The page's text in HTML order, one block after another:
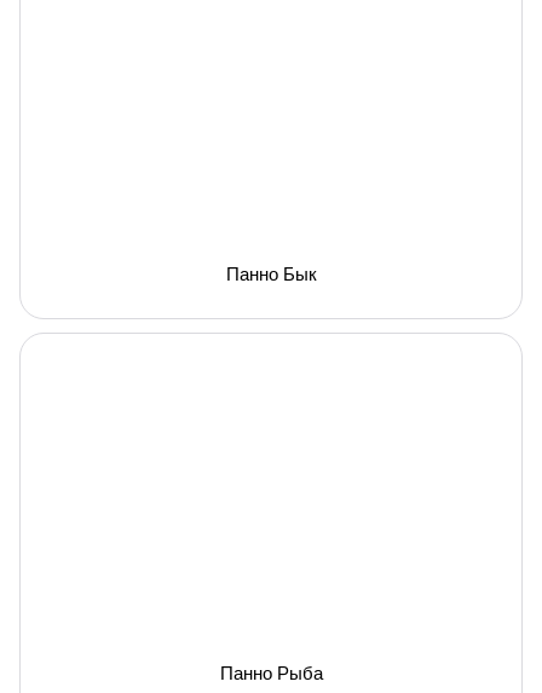
Панно Бык
Панно Рыба